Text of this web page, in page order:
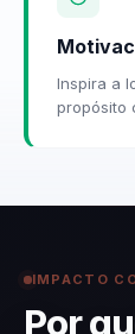
Inspira a
propósito
IMPACTO
Por